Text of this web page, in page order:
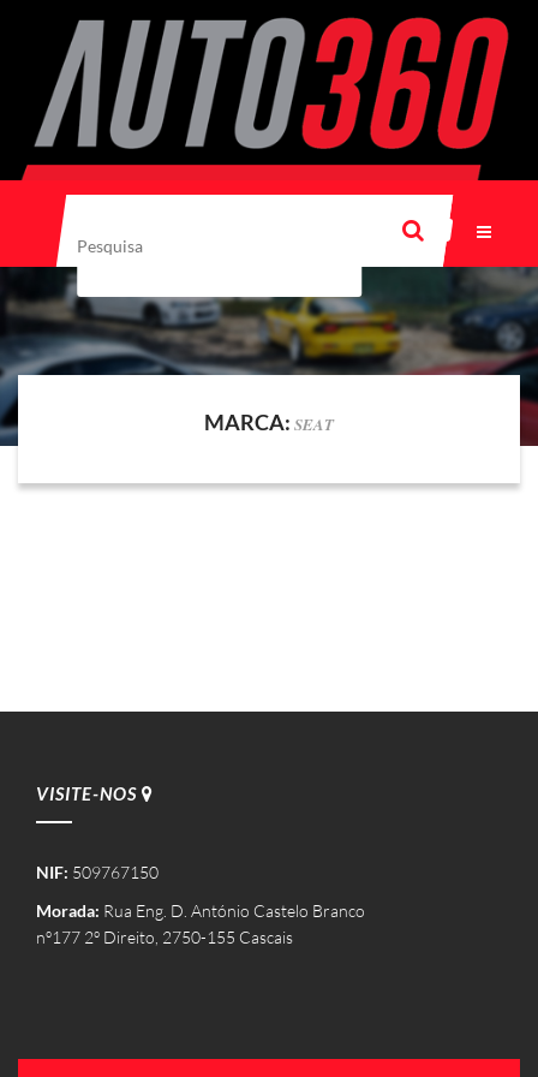
MARCA: SEAT
VISITE-NOS
NIF: 509767150
Morada: Rua Eng. D. António Castelo Branco
nº177 2º Direito, 2750-155 Cascais